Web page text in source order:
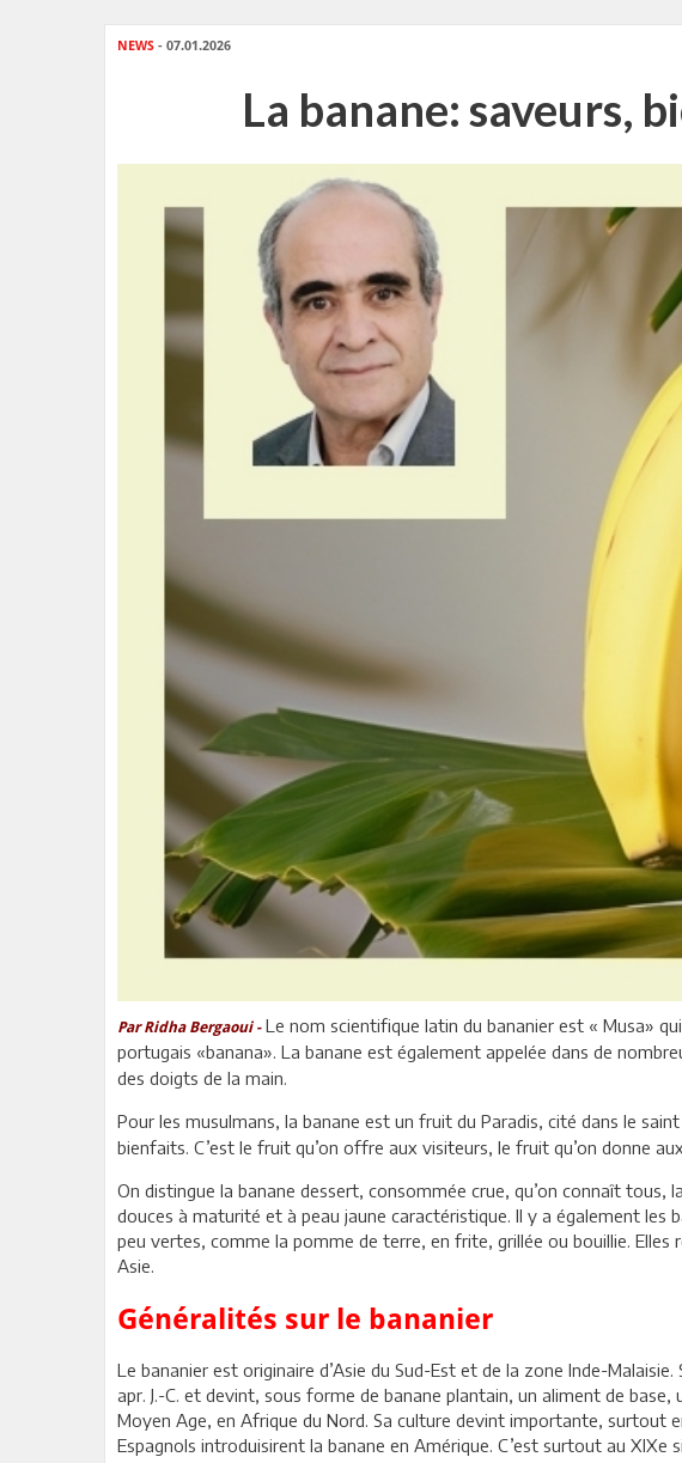
NEWS - 07.01.2026
La banane: saveurs,
Par Ridha Bergaoui -Le nom scientifique latin du bananier est « Musa»
portugais «banana». La banane est également appelée dans de
des doigts de la main.
Pour les musulmans, la banane est un fruit du Paradis, cité dans le
bienfaits. C’est le fruit qu’on offre aux visiteurs, le fruit qu’on donne
On distingue la banane dessert, consommée crue, qu’on connaît
douces à maturité et à peau jaune caractéristique. Il y a également les
peu vertes, comme la pomme de terre, en frite, grillée ou bouillie.
Asie.
Généralités sur le bananier
Le bananier est originaire d’Asie du Sud-Est et de la zone Inde-
apr. J.-C. et devint, sous forme de banane plantain, un aliment de
Moyen Age, en Afrique du Nord. Sa culture devint importante, surtout
Espagnols introduisirent la banane en Amérique. C’est surtout au